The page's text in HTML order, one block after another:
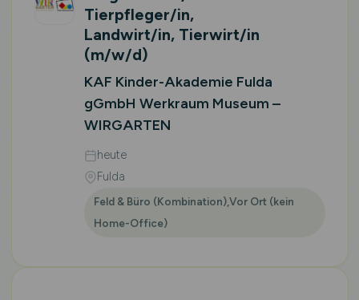
Tierpfleger/in,
Landwirt/in, Tierwirt/in
(m/w/d)
KAF Kinder-Akademie Fulda
gGmbH Werkraum Museum –
WIRGARTEN
heute
Fulda
Feld & Büro (Kombination),Vor Ort (kein
Home-Office)